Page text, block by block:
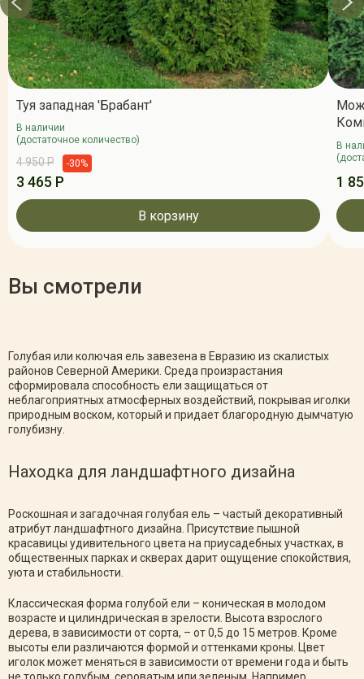
Туя западная 'Брабант'
В наличии
(достаточное количество)
4 950 Р -30%
3 465 Р
В корзину
В
1
Вы смотрели
Голубая или колючая ель завезена в Евразию из скалистых
районов Северной Америки. Среда произрастания
сформировала способность ели защищаться от
неблагоприятных атмосферных воздействий, покрывая иголки
природным воском, который и придает благородную дымчатую
голубизну.
Находка для ландшафтного дизайна
Роскошная и загадочная голубая ель – частый декоративный
атрибут ландшафтного дизайна. Присутствие пышной
красавицы удивительного цвета на приусадебных участках, в
общественных парках и скверах дарит ощущение спокойствия,
уюта и стабильности.
Классическая форма голубой ели – коническая в молодом
возрасте и цилиндрическая в зрелости. Высота взрослого
дерева, в зависимости от сорта, – от 0,5 до 15 метров. Кроме
высоты ели различаются формой и оттенками кроны. Цвет
иголок может меняться в зависимости от времени года и быть